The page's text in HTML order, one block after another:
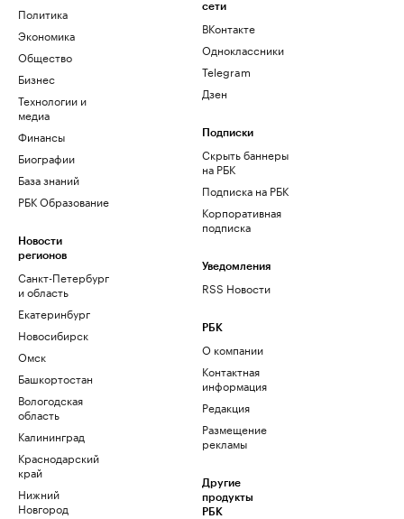
Политика
Экономика
Общество
Бизнес
Технологии и
медиа
Финансы
Биографии
База знаний
РБК Образование
Новости
регионов
Санкт-Петербург
и область
Екатеринбург
Новосибирск
Омск
Башкортостан
Вологодская
область
Калининград
Краснодарский
край
Нижний
Новгород
сети
ВКонтакте
Одноклассники
Telegram
Дзен
Подписки
Скрыть баннеры
на РБК
Подписка на РБК
Корпоративная
подписка
Уведомления
RSS Новости
РБК
О компании
Контактная
информация
Редакция
Размещение
рекламы
Другие
продукты
РБК